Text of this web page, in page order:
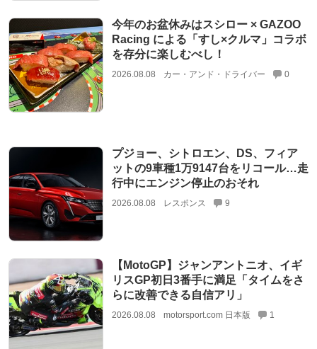
今年のお盆休みはスシロー × GAZOO
Racing による「すし×クルマ」コラボ
を存分に楽しむべし！
2026.08.08 カー・アンド・ドライバー 0
プジョー、シトロエン、DS、フィア
ットの9車種1万9147台をリコール…走
行中にエンジン停止のおそれ
2026.08.08 レスポンス 9
【MotoGP】ジャンアントニオ、イギ
リスGP初日3番手に満足「タイムをさ
らに改善できる自信アリ」
2026.08.08 motorsport.com 日本版 1